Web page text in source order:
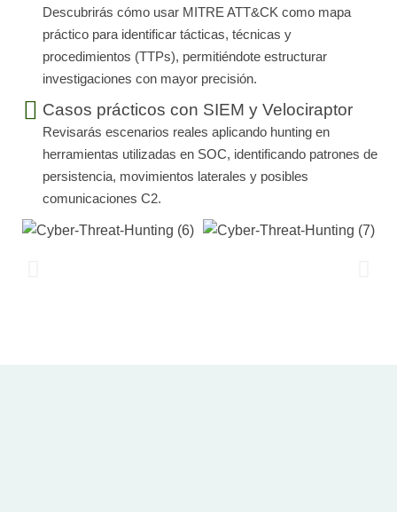
Descubrirás cómo usar MITRE ATT&CK como mapa
práctico para identificar tácticas, técnicas y
procedimientos (TTPs), permitiéndote estructurar
investigaciones con mayor precisión.
Casos prácticos con SIEM y Velociraptor
Revisarás escenarios reales aplicando hunting en
herramientas utilizadas en SOC, identificando patrones de
persistencia, movimientos laterales y posibles
comunicaciones C2.